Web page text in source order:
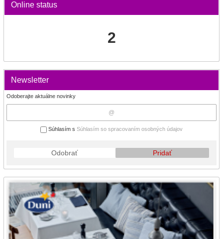
Online status
2
Newsletter
Odoberajte aktuálne novinky
Súhlasím s Súhlasím so spracovaním osobných údajov
Odobrať Pridať